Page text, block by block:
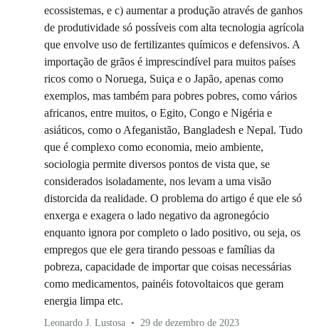
ecossistemas, e c) aumentar a produção através de ganhos
de produtividade só possíveis com alta tecnologia agrícola
que envolve uso de fertilizantes químicos e defensivos. A
importação de grãos é imprescindível para muitos países
ricos como o Noruega, Suiça e o Japão, apenas como
exemplos, mas também para pobres pobres, como vários
africanos, entre muitos, o Egito, Congo e Nigéria e
asiáticos, como o Afeganistão, Bangladesh e Nepal. Tudo
que é complexo como economia, meio ambiente,
sociologia permite diversos pontos de vista que, se
considerados isoladamente, nos levam a uma visão
distorcida da realidade. O problema do artigo é que ele só
enxerga e exagera o lado negativo da agronegócio
enquanto ignora por completo o lado positivo, ou seja, os
empregos que ele gera tirando pessoas e famílias da
pobreza, capacidade de importar que coisas necessárias
como medicamentos, painéis fotovoltaicos que geram
energia limpa etc.
Leonardo J. Lustosa 29 de dezembro de 2023